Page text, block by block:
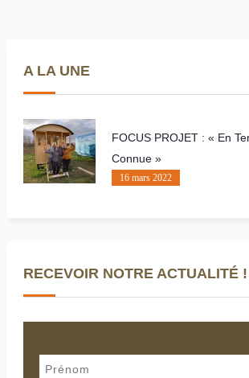
A LA UNE
FOCUS PROJET : « En
Connue »
16 mars 2022
RECEVOIR NOTRE ACTUALITÉ !